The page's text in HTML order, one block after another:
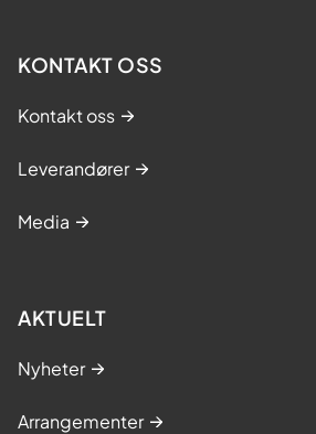
KONTAKT OSS
Kontakt oss
Leverandører
Media
AKTUELT
Nyheter
Arrangementer